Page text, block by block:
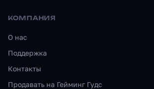
КОМПАНИЯ
О нас
Поддержка
Контакты
Продавать на Гейминг Гудс